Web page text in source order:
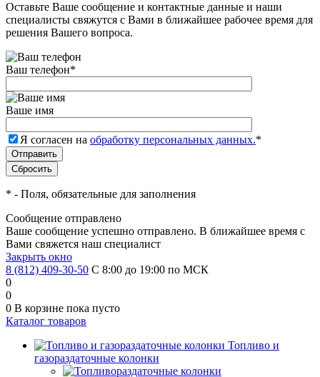
Оставьте Ваше сообщение и контактные данные и наши
специалисты свяжутся с Вами в ближайшее рабочее время для
решения Вашего вопроса.
Ваш телефон*
Ваше имя
Я согласен на обработку персональных данных.*
* - Поля, обязательные для заполнения
Сообщение отправлено
Ваше сообщение успешно отправлено. В ближайшее время с
Вами свяжется наш специалист
Закрыть окно
8 (812) 409-30-50 С 8:00 до 19:00 по МСК
0
0
0 В корзине пока пусто
Каталог товаров
Топливо и
газораздаточные колонки